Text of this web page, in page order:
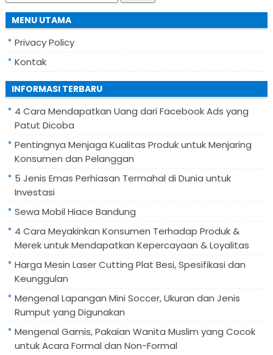
for:
MENU UTAMA
Privacy Policy
Kontak
INFORMASI TERBARU
4 Cara Mendapatkan Uang dari Facebook Ads yang
Patut Dicoba
Pentingnya Menjaga Kualitas Produk untuk Menjaring
Konsumen dan Pelanggan
5 Jenis Emas Perhiasan Termahal di Dunia untuk
Investasi
Sewa Mobil Hiace Bandung
4 Cara Meyakinkan Konsumen Terhadap Produk &
Merek untuk Mendapatkan Kepercayaan & Loyalitas
Harga Mesin Laser Cutting Plat Besi, Spesifikasi dan
Keunggulan
Mengenal Lapangan Mini Soccer, Ukuran dan Jenis
Rumput yang Digunakan
Mengenal Gamis, Pakaian Wanita Muslim yang Cocok
untuk Acara Formal dan Non-Formal